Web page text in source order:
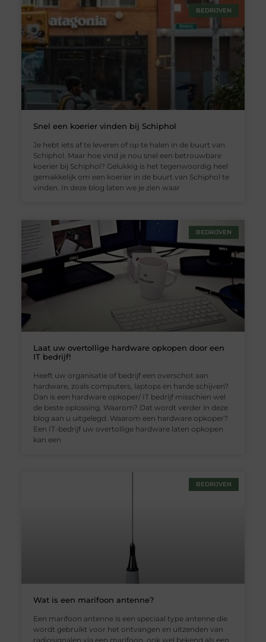
BEDRIJVEN
Snel een koerier vinden bij Schiphol
Je hebt iets af te leveren of op te halen in de buurt van
Schiphol. Maar hoe vind je nou snel een betrouwbare
koerier bij Schiphol? Gelukkig is het tegenwoordig heel
gemakkelijk om een koerier in de buurt van Schiphol te
vinden. In deze blog laten we je zien waar
BEDRIJVEN
Laat uw overtollige hardware opkopen door een
IT bedrijf!
Heeft uw organisatie of bedrijf een overschot aan
hardware, zoals computers, laptops en harde schijven?
Dan is een hardware opkoper/ IT bedrijf misschien wel
de beste oplossing. Waarom? Dat wordt verder in deze
blog aan u uitgelegd. Waarom een hardware opkoper?
Een IT-bedrijf uw overtollige hardware laten opkopen
kan een
BEDRIJVEN
Wat is een marifoon antenne?
Een marifoon antenne is een speciaal type antenne die
wordt gebruikt voor het ontvangen en uitzenden van
radiosignalen via een marifoon, ook wel bekend als een